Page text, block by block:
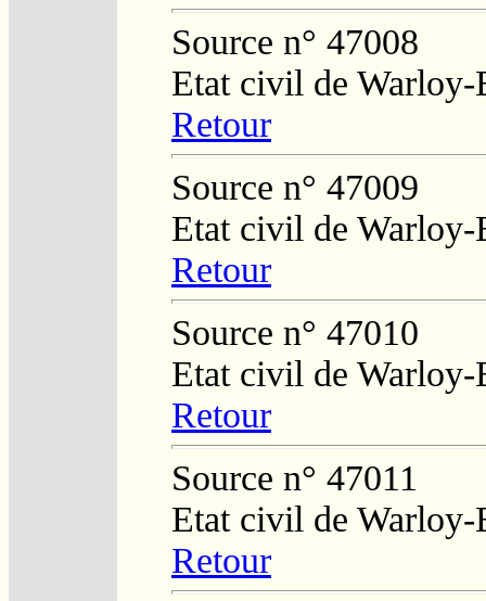
Source n° 47008
Etat civil de
Retour
Source n° 47009
Etat civil de
Retour
Source n° 47010
Etat civil de
Retour
Source n° 47011
Etat civil de
Retour